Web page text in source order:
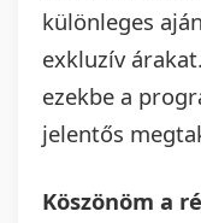
különleges
exkluzív
ezekbe a
jelentős
Köszönöm a